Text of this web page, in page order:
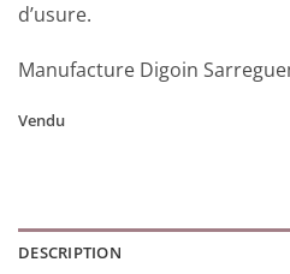
d’usure.
Manufacture Digoin
Vendu
DESCRIPTION